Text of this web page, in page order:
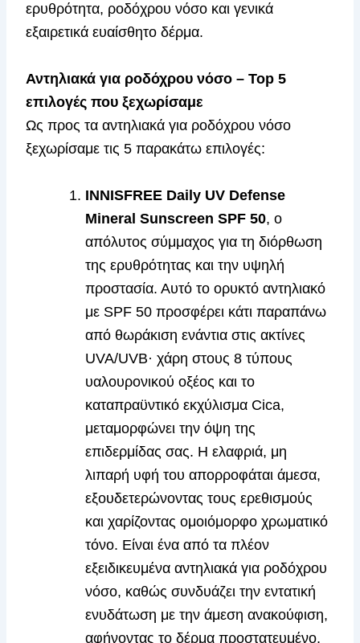
ερυθρότητα, ροδόχρου νόσο και γενικά
εξαιρετικά ευαίσθητο δέρμα.
Αντηλιακά για ροδόχρου νόσο – Top 5
επιλογές που ξεχωρίσαμε
Ως προς τα αντηλιακά για ροδόχρου νόσο
ξεχωρίσαμε τις 5 παρακάτω επιλογές:
INNISFREE Daily UV Defense
Mineral Sunscreen SPF 50, ο
απόλυτος σύμμαχος για τη διόρθωση
της ερυθρότητας και την υψηλή
προστασία. Αυτό το ορυκτό αντηλιακό
με SPF 50 προσφέρει κάτι παραπάνω
από θωράκιση ενάντια στις ακτίνες
UVA/UVB· χάρη στους 8 τύπους
υαλουρονικού οξέος και το
καταπραϋντικό εκχύλισμα Cica,
μεταμορφώνει την όψη της
επιδερμίδας σας. Η ελαφριά, μη
λιπαρή υφή του απορροφάται άμεσα,
εξουδετερώνοντας τους ερεθισμούς
και χαρίζοντας ομοιόμορφο χρωματικό
τόνο. Είναι ένα από τα πλέον
εξειδικευμένα αντηλιακά για ροδόχρου
νόσο, καθώς συνδυάζει την εντατική
ενυδάτωση με την άμεση ανακούφιση,
αφήνοντας το δέρμα προστατευμένο,